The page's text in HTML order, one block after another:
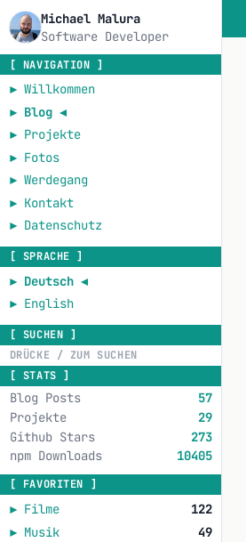
Michael Malura
Software Developer
[ NAVIGATION ]
► Willkommen
► Blog◄
► Projekte
► Fotos
► Werdegang
► Kontakt
► Datenschutz
[ SPRACHE ]
► Deutsch◄
► English
[ SUCHEN ]
[ STATS ]
Blog Posts
57
Projekte
29
Github Stars
273
npm Downloads
10405
[ FAVORITEN ]
► Filme
122
► Musik
49